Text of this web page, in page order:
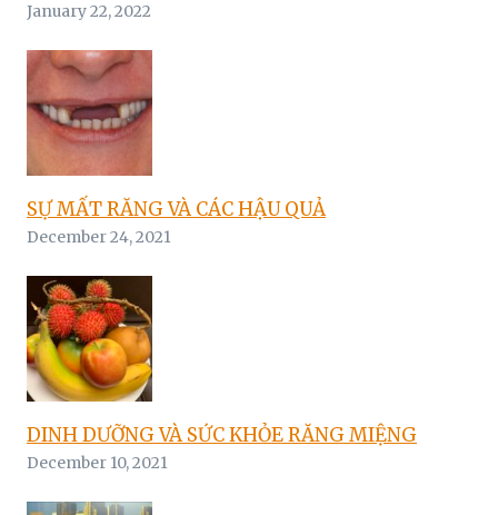
January 22, 2022
SỰ MẤT RĂNG VÀ CÁC HẬU QUẢ
December 24, 2021
DINH DƯỠNG VÀ SỨC KHỎE RĂNG MIỆNG
December 10, 2021